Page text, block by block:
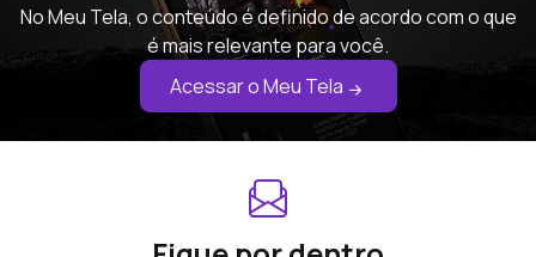
No Meu Tela, o conteúdo é definido de acordo com o que
é mais relevante para você.
Acessar o Meu Tela